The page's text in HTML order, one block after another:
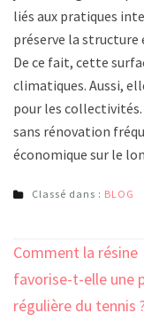
liés aux pratiques
préserve la structure
De ce fait, cette
climatiques. Aussi,
pour les
sans rénovation
économique sur le
Classé dans : BLOG
Navigation
de
l’article
Comment la résine
favorise-t-elle une
régulière du tennis